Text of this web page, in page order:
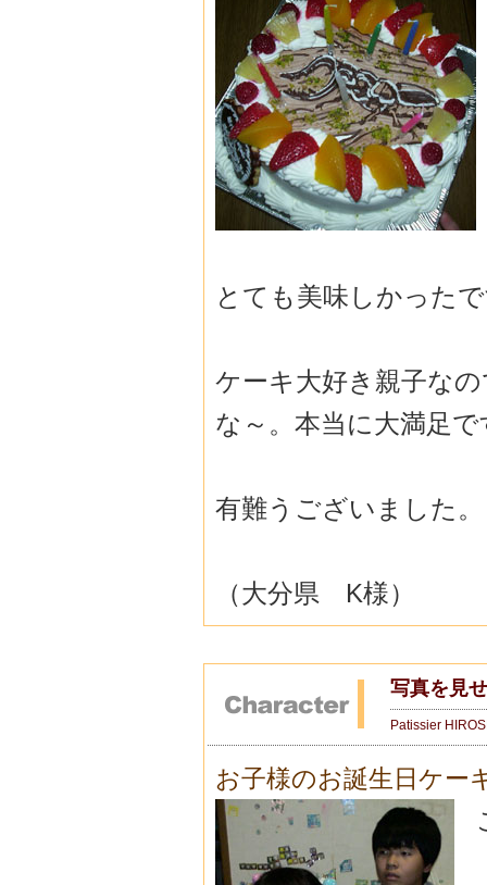
とても美味しかった
ケーキ大好き親子な
な～。本当に大満足で
有難うございました。
（大分県 K様）
写真を見
Patissier
お子様のお誕生日ケー